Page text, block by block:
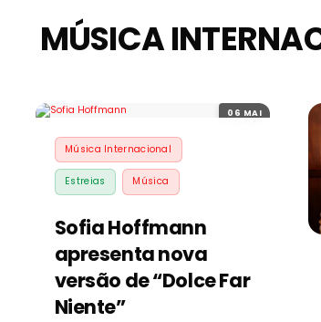
MÚSICA
06 MAI
Música Internacional
Estreias Música
Sofia Hoffmann
apresenta nova
versão de “Dolce Far
Niente”